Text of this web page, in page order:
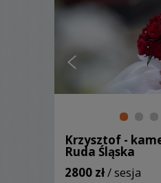
Krzysztof -
Ruda Śląska
2800 zł/ sesja